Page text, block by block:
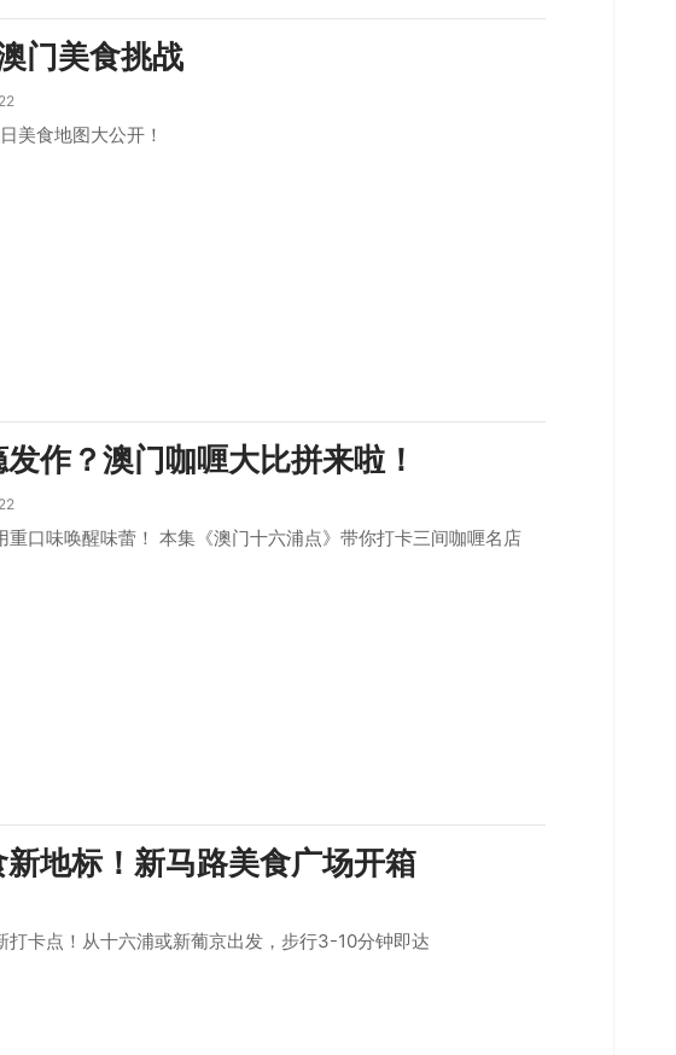
门美食挑战
美食地图大公开！
作？澳门咖喱大比拼来啦！
重口味唤醒味蕾！ 本集《澳门十六浦点》带你打卡三间咖喱名店
地标！新马路美食广场开箱
打卡点！从十六浦或新葡京出发，步行3-10分钟即达